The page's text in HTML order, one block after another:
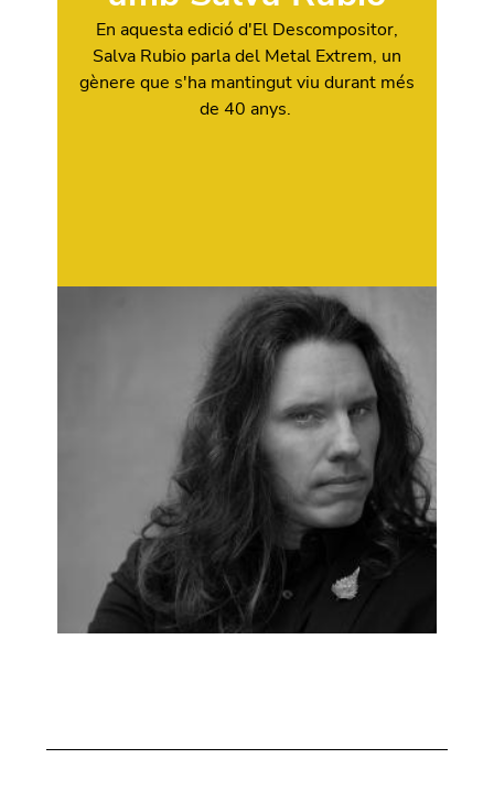
En aquesta edició d'El Descompositor,
Salva Rubio parla del Metal Extrem, un
gènere que s'ha mantingut viu durant més
de 40 anys.